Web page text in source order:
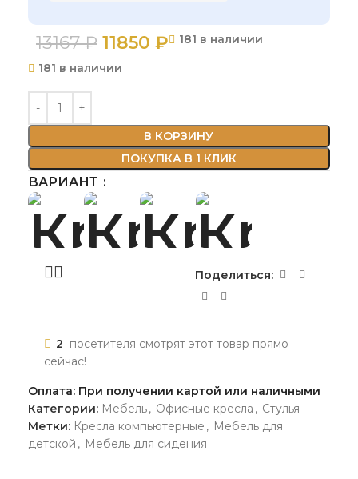
13167₽ 11850 ₽
181 в наличии
181 в наличии
В КОРЗИНУ
ПОКУПКА В 1 КЛИК
ВАРИАНТ
Поделиться:
2 посетителя смотрят этот товар прямо
сейчас!
Оплата: При получении картой или наличными
Категории: Мебель, Офисные кресла , Стулья
Метки: Кресла компьютерные , Мебель для
детской , Мебель для сидения